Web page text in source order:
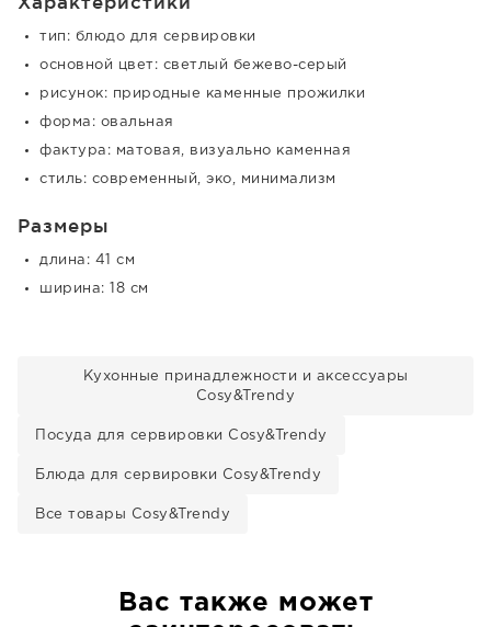
тип: блюдо для сервировки
основной цвет: светлый бежево-серый
рисунок: природные каменные прожилки
форма: овальная
фактура: матовая, визуально каменная
стиль: современный, эко, минимализм
Размеры
длина: 41 см
ширина: 18 см
Кухонные принадлежности и аксессуары
Cosy&Trendy
Посуда для сервировки Cosy&Trendy
Блюда для сервировки Cosy&Trendy
Все товары Cosy&Trendy
Вас также может